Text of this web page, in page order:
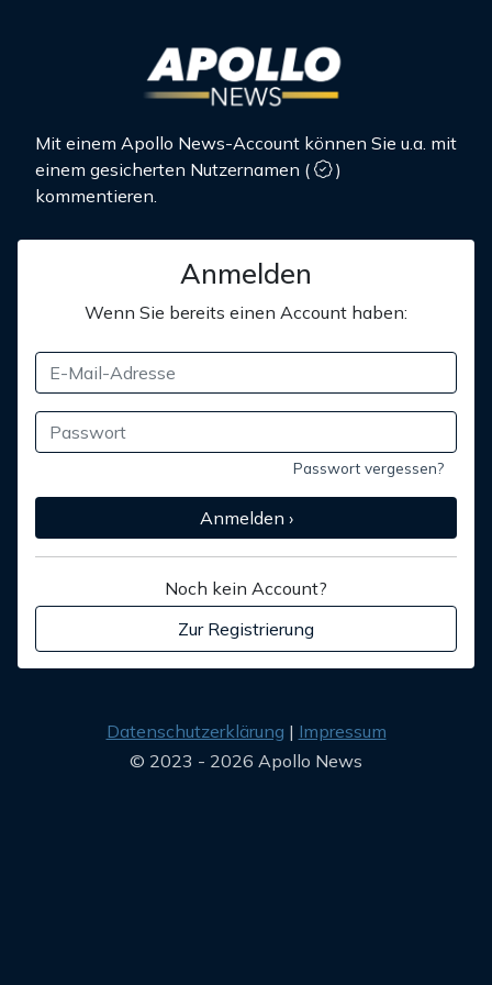
Mit einem Apollo News-Account können Sie u.a. mit
einem gesicherten Nutzernamen (
)
kommentieren.
Anmelden
Wenn Sie bereits einen Account haben:
Passwort vergessen?
Anmelden ›
Noch kein Account?
Zur Registrierung
Datenschutzerklärung
Impressum
© 2023 - 2026 Apollo News